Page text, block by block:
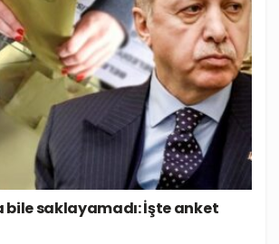
bile saklayamadı: İşte anket